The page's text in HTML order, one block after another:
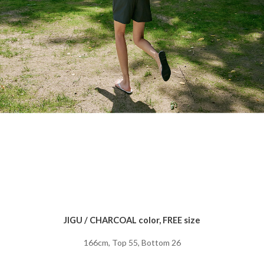
JIGU / CHARCOAL color, FREE size
166cm, Top 55, Bottom 26